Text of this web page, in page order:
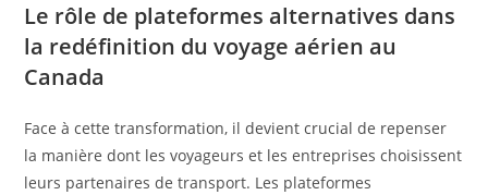
Le rôle de plateformes alternatives dans
la redéfinition du voyage aérien au
Canada
Face à cette transformation, il devient crucial de repenser
la manière dont les voyageurs et les entreprises choisissent
leurs partenaires de transport. Les plateformes